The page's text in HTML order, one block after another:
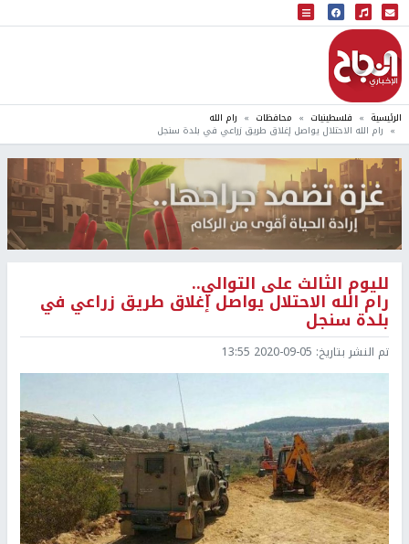
البث المباشر
إذاعة النجاح
الرئيسية فلسطينيات محافظات رام الله
رام الله الاحتلال يواصل إغلاق طريق زراعي في بلدة سنجل
لليوم الثالث على التوالي..
رام الله الاحتلال يواصل إغلاق طريق زراعي في
بلدة سنجل
تم النشر بتاريخ: 2020-09-05 13:55